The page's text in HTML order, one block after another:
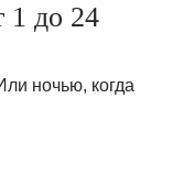
1 до 24
ночью, когда